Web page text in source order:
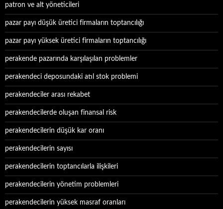
patron ve alt yöneticileri
pazar payı düşük üretici firmaların toptancılığı
pazar payı yüksek üretici firmaların toptancılığı
perakende pazarında karşılaşılan problemler
perakendeci deposundaki atıl stok problemi
perakendeciler arası rekabet
perakendecilerde oluşan finansal risk
perakendecilerin düşük kar oranı
perakendecilerin sayısı
perakendecilerin toptancılarla ilişkileri
perakendecilerin yönetim problemleri
perakendecilerin yüksek masraf oranları